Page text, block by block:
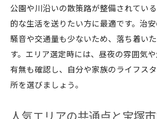
公園や川沿いの散策路が整備されてい
的な生活を送りたい方に最適です。治安
騒音や交通量も少ないため、落ち着い
す。エリア選定時には、昼夜の雰囲気
有無も確認し、自分や家族のライフス
所を選びましょう。